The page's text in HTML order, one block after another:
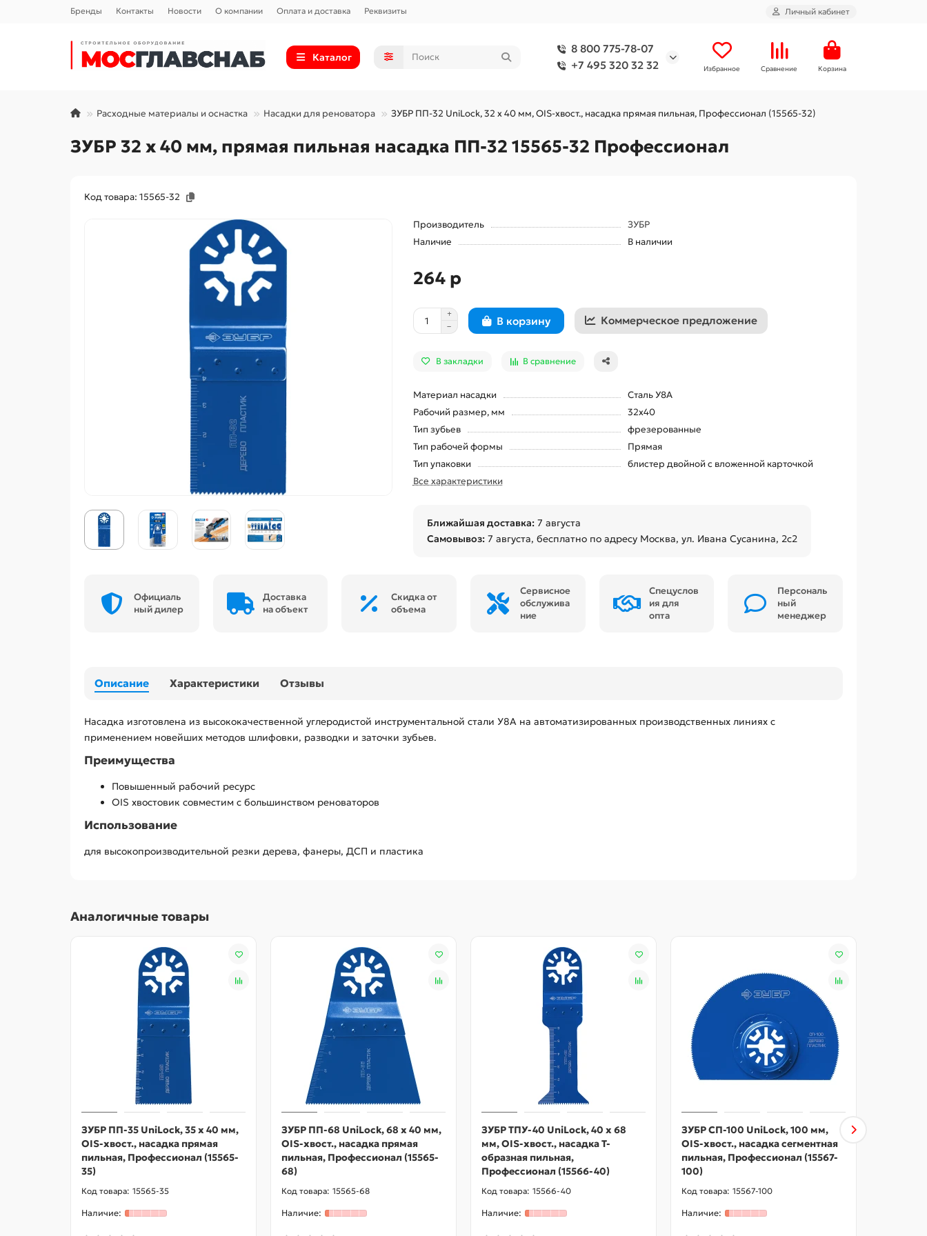
Бренды Контакты Новости О компании Оплата и доставка Реквизиты Личный кабинет
Каталог
8 800 775-78-07
+7 495 320 32 32
Избранное Сравнение Корзина
Расходные материалы и оснастка Насадки для реноватора ЗУБР ПП-32 UniLock, 32 x 40 мм, OIS-хвост., насадка прямая пильная, Профессионал (15565-32)
ЗУБР 32 x 40 мм, прямая пильная насадка ПП-32 15565-32 Профессионал
Код товара: 15565-32
Производитель
ЗУБР
Наличие
В наличии
264 р
В корзину Коммерческое предложение
В закладки В сравнение
Материал насадки
Сталь У8А
Рабочий размер, мм
32х40
Тип зубьев
фрезерованные
Тип рабочей формы
Прямая
Тип упаковки
блистер двойной с вложенной карточкой
Все характеристики
Ближайшая доставка: 7 августа
Самовывоз: 7 августа, бесплатно по адресу Москва, ул. Ивана Сусанина, 2с2
Официаль
ный дилер
Доставка
на объект
Скидка от
объема
Сервисное
обслужива
ние
Спецуслов
ия для
опта
Персональ
ный
менеджер
Описание Характеристики Отзывы
Насадка изготовлена из высококачественной углеродистой инструментальной стали У8А на автоматизированных производственных линиях с
применением новейших методов шлифовки, разводки и заточки зубьев.
Преимущества
Повышенный рабочий ресурс
OIS хвостовик совместим с большинством реноваторов
Использование
для высокопроизводительной резки дерева, фанеры, ДСП и пластика
Аналогичные товары
ЗУБР ПП-35 UniLock, 35 x 40 мм,
OIS-хвост., насадка прямая
пильная, Профессионал (15565-
35)
15565-35
ЗУБР ПП-68 UniLock, 68 x 40 мм,
OIS-хвост., насадка прямая
пильная, Профессионал (15565-
68)
15565-68
ЗУБР ТПУ-40 UniLock, 40 x 68
мм, OIS-хвост., насадка Т-
образная пильная,
Профессионал (15566-40)
15566-40
ЗУБР СП-100 UniLock, 100 мм,
OIS-хвост., насадка сегментная
пильная, Профессионал (15567-
100)
15567-100